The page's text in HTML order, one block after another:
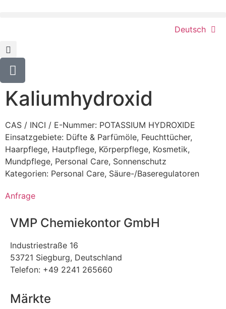
Deutsch
Kaliumhydroxid
CAS / INCI / E-Nummer: POTASSIUM HYDROXIDE
Einsatzgebiete: Düfte & Parfümöle, Feuchttücher,
Haarpflege, Hautpflege, Körperpflege, Kosmetik,
Mundpflege, Personal Care, Sonnenschutz
Kategorien: Personal Care, Säure-/Baseregulatoren
Anfrage
VMP Chemiekontor GmbH
Industriestraße 16
53721 Siegburg, Deutschland
Telefon: +49 2241 265660
Märkte